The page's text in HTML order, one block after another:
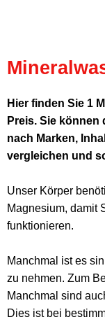
Hier finden Sie 1
Preis. Sie können
nach Marken,
vergleichen und
Unser Körper
Magnesium, damit
funktionieren.
Manchmal ist es
zu nehmen. Zum
Manchmal sind
Dies ist bei